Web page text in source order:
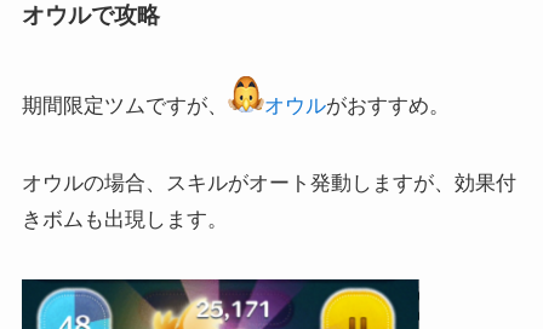
オウルで攻略
期間限定ツムですが、 オウルがおすすめ。
オウルの場合、スキルがオート発動しますが、効果付
きボムも出現します。